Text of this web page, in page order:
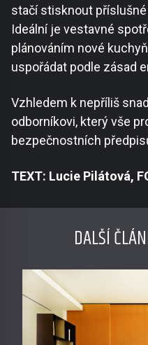
stačí stisknout
Ideální je vestavné
plánováním nové
uspořádat podle zásad
Vzhledem k nepříliš
odborníkovi, který vše
bezpečnostních
TEXT: Lucie Pilátová,
DALŠÍ